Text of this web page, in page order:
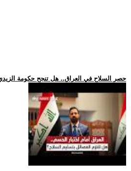
.. حصر السلاح في العراق.. هل تنجح حكومة